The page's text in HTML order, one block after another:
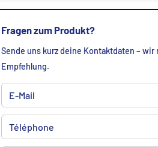
Fragen zum Produkt?
Sende uns kurz deine Kontaktdaten –
Empfehlung.